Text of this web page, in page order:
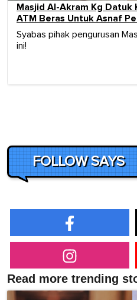
Masjid Al-Akram Kg Datuk
ATM Beras Untuk Asnaf
Syabas pihak pengurusan
ini!
FOLLOW SAYS
Read more trending